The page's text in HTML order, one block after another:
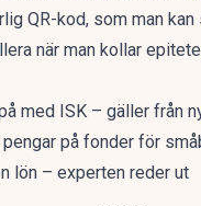
QR-kod, som man
när man kollar
med ISK – gäller från
på fonder för
lön – experten reder ut